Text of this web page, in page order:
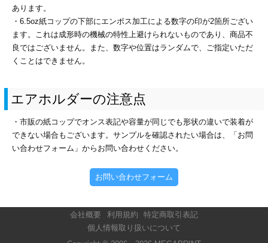
あります。
・6.5oz紙コップの下部にエンボス加工による数字の印が2箇所ござい
ます。これは成形時の機械の特性上避けられないものであり、商品不
良ではございません。また、数字や位置はランダムで、ご指定いただ
くことはできません。
エアホルダーの注意点
・市販の紙コップでオンス表記や容量が同じでも形状の違いで装着が
できない場合もございます。サンプルを確認されたい場合は、「お問
い合わせフォーム」からお問い合わせください。
お問い合わせフォーム
会社概要 利用規約
特定商取引表記
個人情報取り扱いについて